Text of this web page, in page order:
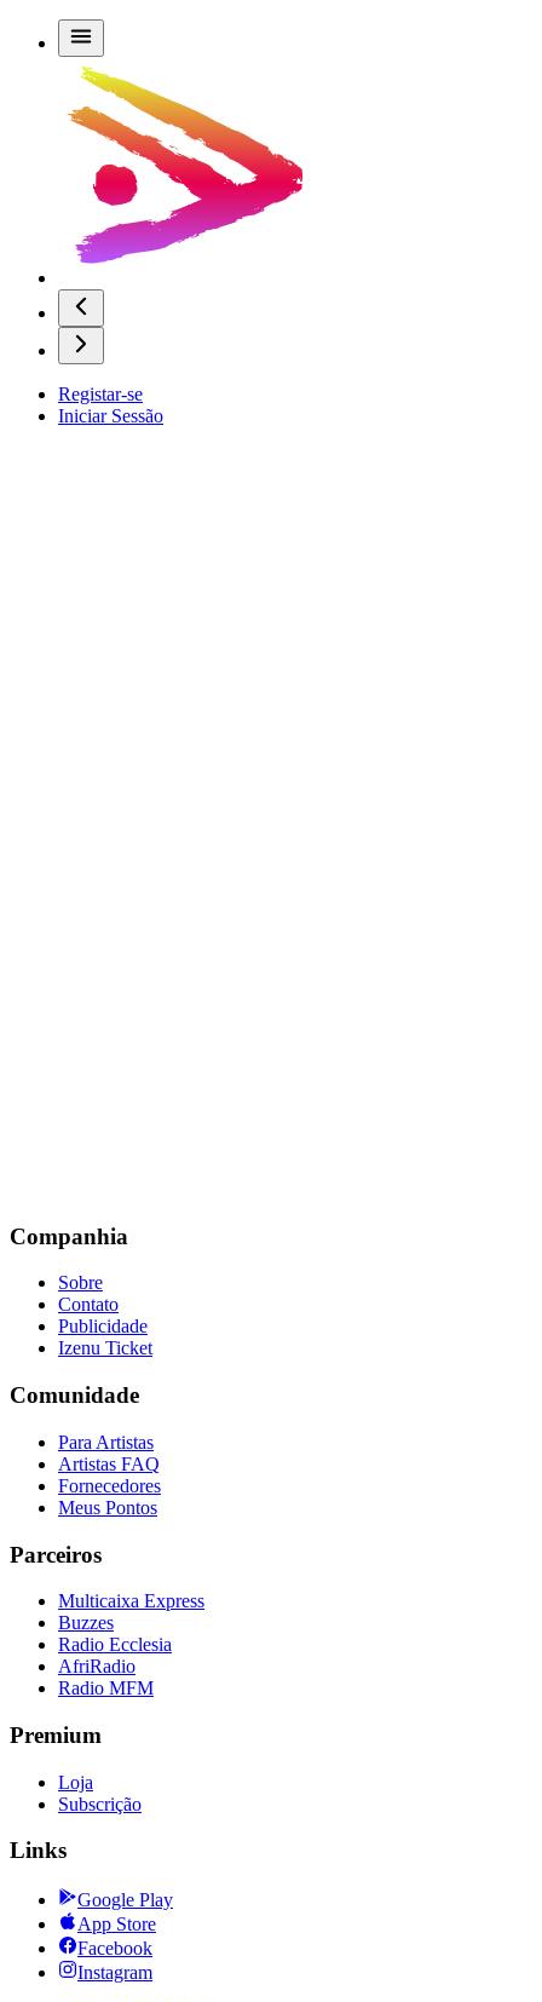
Registar-se
Iniciar Sessão
Companhia
Sobre
Contato
Publicidade
Izenu Ticket
Comunidade
Para Artistas
Artistas FAQ
Fornecedores
Meus Pontos
Parceiros
Multicaixa Express
Buzzes
Radio Ecclesia
AfriRadio
Radio MFM
Premium
Loja
Subscrição
Links
Google Play
App Store
Facebook
Instagram